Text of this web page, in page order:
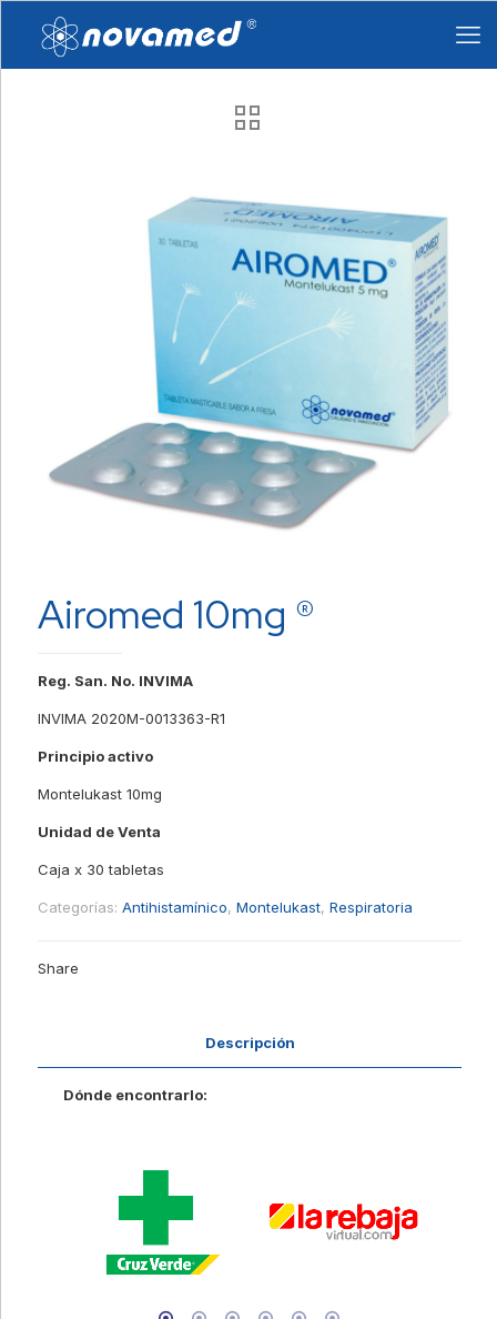
Airomed 10mg ®
Reg. San. No. INVIMA
INVIMA 2020M-0013363-R1
Principio activo
Montelukast 10mg
Unidad de Venta
Caja x 30 tabletas
Categorías: Antihistamínico, Montelukast, Respiratoria
Share
Descripción
Dónde encontrarlo: